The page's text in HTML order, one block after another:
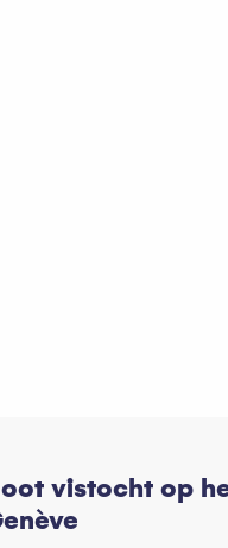
vistocht op